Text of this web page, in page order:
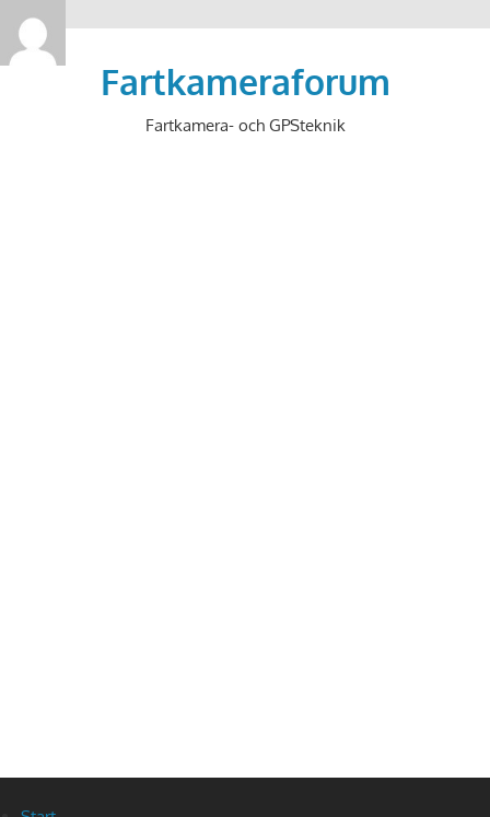
Hoppa
till
Fartkameraforum
Fartkamera- och GPSteknik